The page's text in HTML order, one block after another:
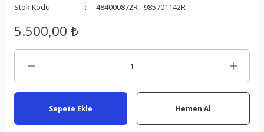
Stok Kodu
484000872R - 985701142R
5.500,00 ₺
Sepete Ekle Hemen Al